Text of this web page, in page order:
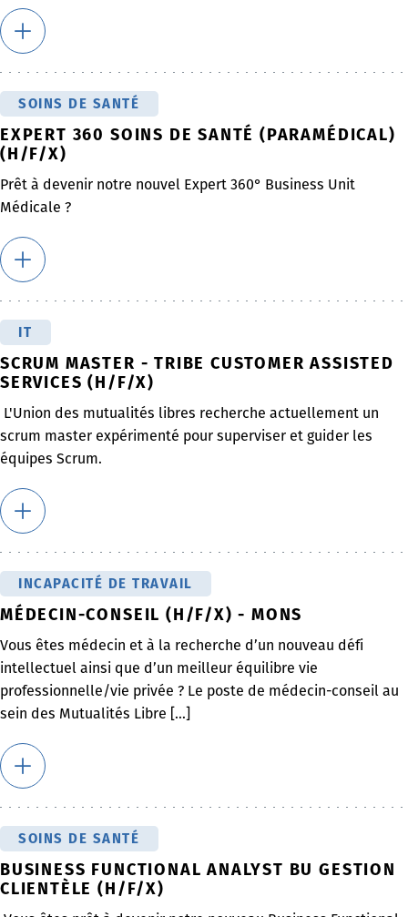
SOINS DE SANTÉ
EXPERT 360 SOINS DE SANTÉ (PARAMÉDICAL)
(H/F/X)
Prêt à devenir notre nouvel Expert 360° Business Unit
Médicale ?
IT
SCRUM MASTER - TRIBE CUSTOMER ASSISTED
SERVICES (H/F/X)
L'Union des mutualités libres recherche actuellement un
scrum master expérimenté pour superviser et guider les
équipes Scrum.
INCAPACITÉ DE TRAVAIL
MÉDECIN-CONSEIL (H/F/X) - MONS
Vous êtes médecin et à la recherche d’un nouveau défi
intellectuel ainsi que d’un meilleur équilibre vie
professionnelle/vie privée ? Le poste de médecin-conseil au
sein des Mutualités Libre [...]
SOINS DE SANTÉ
BUSINESS FUNCTIONAL ANALYST BU GESTION
CLIENTÈLE (H/F/X)